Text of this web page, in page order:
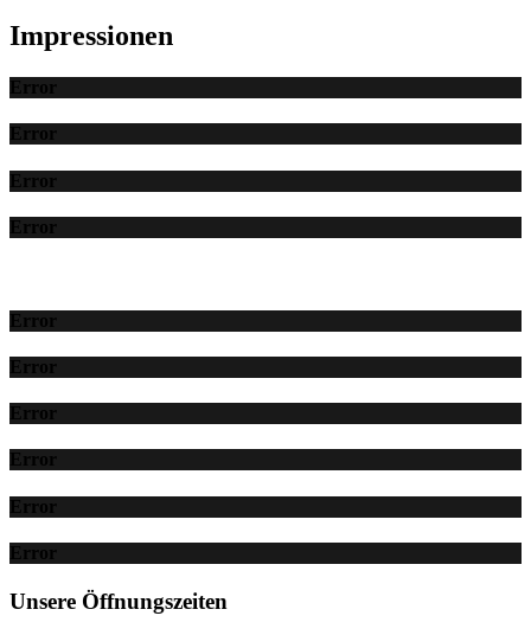
Impressionen
Error
Error
Error
Error
Error
Error
Error
Error
Error
Error
Unsere Öffnungszeiten